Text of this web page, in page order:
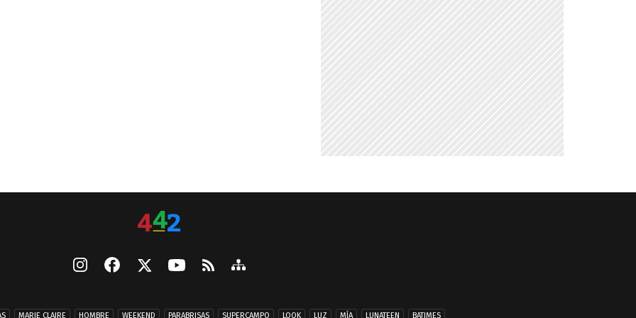
MARIE CLAIRE HOMBRE WEEKEND PARABRISAS SUPERCAMPO LOOK LUZ MÍA LUNATEEN BATIMES